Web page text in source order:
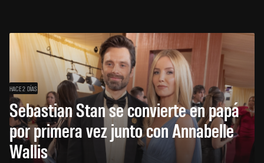
HACE 2 DÍAS
Sebastian Stan se convierte en papá
por primera vez junto con Annabelle
Wallis